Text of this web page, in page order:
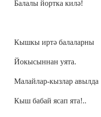
Балалы йортка килә!
Кышкы иртә балаларны
Йокысыннан уята.
Малайлар-кызлар авылда
Кыш бабай ясап ята!..